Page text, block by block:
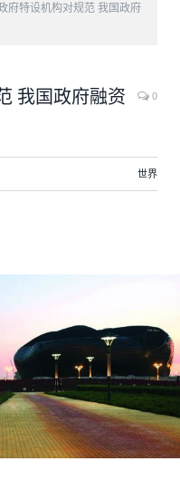
府特设机构对规范 我国政府
我国政府融资
0
世界